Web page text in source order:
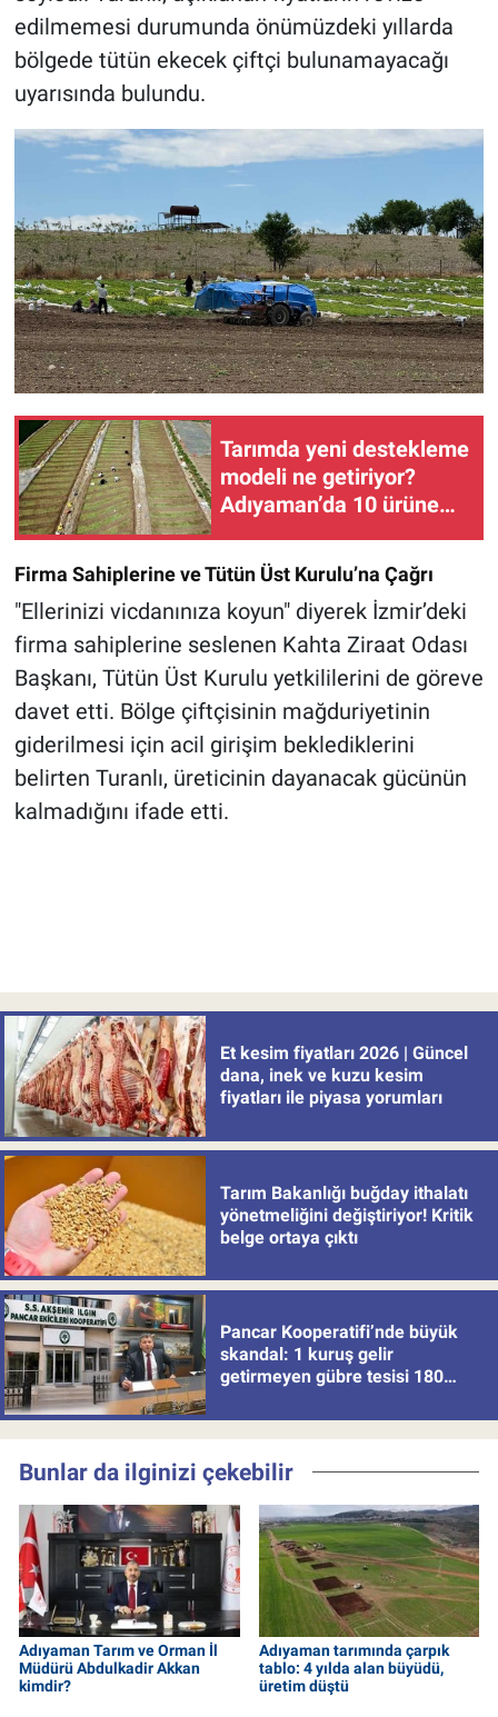
edilmemesi durumunda önümüzdeki yıllarda
bölgede tütün ekecek çiftçi bulunamayacağı
uyarısında bulundu.
Tarımda yeni destekleme
modeli ne getiriyor?
Adıyaman’da 10 ürüne
verilecek!
Firma Sahiplerine ve Tütün Üst Kurulu’na Çağrı
"Ellerinizi vicdanınıza koyun" diyerek İzmir’deki
firma sahiplerine seslenen Kahta Ziraat Odası
Başkanı, Tütün Üst Kurulu yetkililerini de göreve
davet etti. Bölge çiftçisinin mağduriyetinin
giderilmesi için acil girişim beklediklerini
belirten Turanlı, üreticinin dayanacak gücünün
kalmadığını ifade etti.
Et kesim fiyatları 2026 | Güncel
dana, inek ve kuzu kesim
fiyatları ile piyasa yorumları
Tarım Bakanlığı buğday ithalatı
yönetmeliğini değiştiriyor! Kritik
belge ortaya çıktı
Pancar Kooperatifi’nde büyük
skandal: 1 kuruş gelir
getirmeyen gübre tesisi 180
Bunlar da ilginizi çekebilir
Adıyaman Tarım ve Orman İl
Müdürü Abdulkadir Akkan
kimdir?
Adıyaman tarımında çarpık
tablo: 4 yılda alan büyüdü,
üretim düştü